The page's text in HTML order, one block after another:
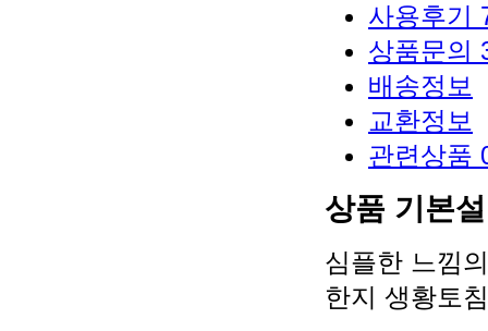
사용후기
상품문의
배송정보
교환정보
관련상품
상품 기본
심플한 느낌
한지 생황토